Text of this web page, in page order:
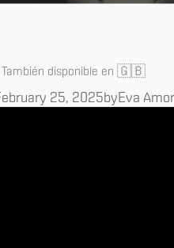
También disponible en 🇬🇧
25, 2025byEva